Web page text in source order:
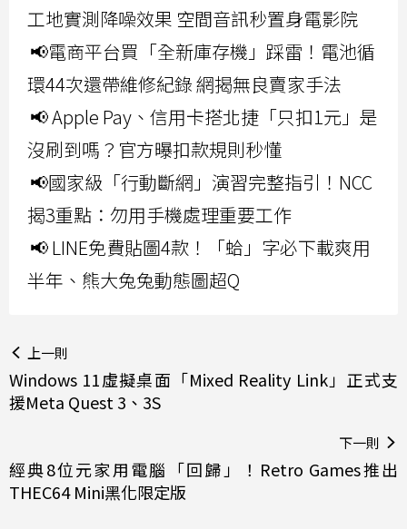
工地實測降噪效果 空間音訊秒置身電影院
📢電商平台買「全新庫存機」踩雷！電池循
環44次還帶維修紀錄 網揭無良賣家手法
📢 Apple Pay、信用卡搭北捷「只扣1元」是
沒刷到嗎？官方曝扣款規則秒懂
📢國家級「行動斷網」演習完整指引！NCC
揭3重點：勿用手機處理重要工作
📢 LINE免費貼圖4款！「蛤」字必下載爽用
半年、熊大兔兔動態圖超Q
上一則
Windows 11虛擬桌面「Mixed Reality Link」正式支
援Meta Quest 3、3S
下一則
經典8位元家用電腦「回歸」！Retro Games推出
THEC64 Mini黑化限定版